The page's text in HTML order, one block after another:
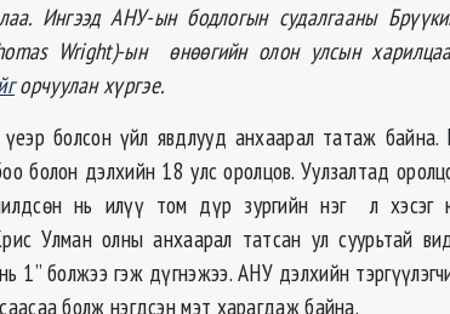
Ингээд АНУ-ын бодлогын судалгааны
Wright)-ын өнөөгийн олон улсын
орчуулан хүргэе.
болсон үйл явдлууд анхаарал татаж байна.
болон дэлхийн 18 улс оролцов. Уулзалтад
нь илүү том дүр зургийн нэг л хэсэг
Улман олны анхаарал татсан ул суурьтай
болжээ гэж дүгнэжээ. АНУ дэлхийн
болж нэгдсэн мэт харагдаж байна.